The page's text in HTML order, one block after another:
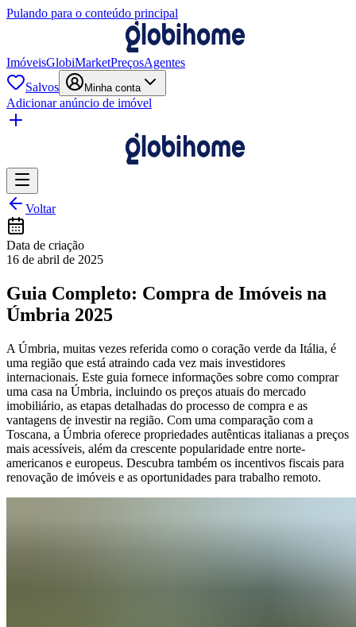
Pulando para o conteúdo principal
ImóveisGlobiMarketPreçosAgentes
Salvos
Minha conta
Adicionar anúncio de imóvel
Voltar
Data de criação
16 de abril de 2025
Guia Completo: Compra de Imóveis na
Úmbria 2025
A Úmbria, muitas vezes referida como o coração verde da Itália, é
uma região que está atraindo cada vez mais investidores
internacionais. Este guia fornece informações sobre como comprar
uma casa na Úmbria, incluindo os preços atuais do mercado
imobiliário, as etapas detalhadas do processo de compra e as
vantagens de investir na região. Com uma comparação com a
Toscana, a Úmbria oferece propriedades autênticas italianas a preços
mais acessíveis, além da crescente popularidade entre norte-
americanos e europeus. Descubra também os incentivos fiscais para
renovação de imóveis e as oportunidades para trabalho remoto.